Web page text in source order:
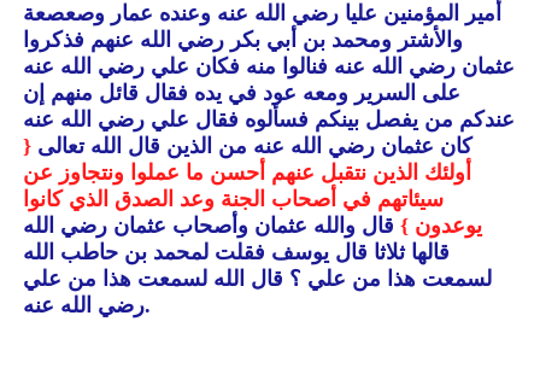
أمير المؤمنين عليا رضي الله عنه وعنده عمار وصعصعة
والأشتر ومحمد بن أبي بكر رضي الله عنهم فذكروا
عثمان رضي الله عنه فنالوا منه فكان علي رضي الله عنه
على السرير ومعه عود في يده فقال قائل منهم إن
عندكم من يفصل بينكم فسألوه فقال علي رضي الله عنه
كان عثمان رضي الله عنه من الذين قال الله تعالى {
أولئك الذين نتقبل عنهم أحسن ما عملوا ونتجاوز عن
سيئاتهم في أصحاب الجنة وعد الصدق الذي كانوا
يوعدون }قال والله عثمان وأصحاب عثمان رضي الله
قالها ثلاثا قال يوسف فقلت لمحمد بن حاطب الله
لسمعت هذا من علي ؟ قال الله لسمعت هذا من علي
رضي الله عنه.